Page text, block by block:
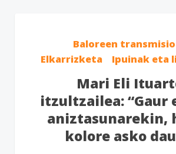
Baloreen
Elkarrizketa
Ipuinak eta
Mari Eli
itzultzailea: “Gaur
aniztasunarekin,
kolore asko